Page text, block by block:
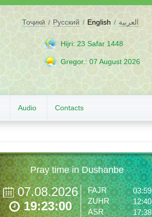
Тоҷикӣ / Русский / English / العربية
Hijri: 23 Safar 1448
Gregor.: 07 August 2026
Audio Contacts
Pray time in Dushanbe
07.08.2026
19:23:01
FAJR
03:59
ZUHR
12:40
ASR
17:38